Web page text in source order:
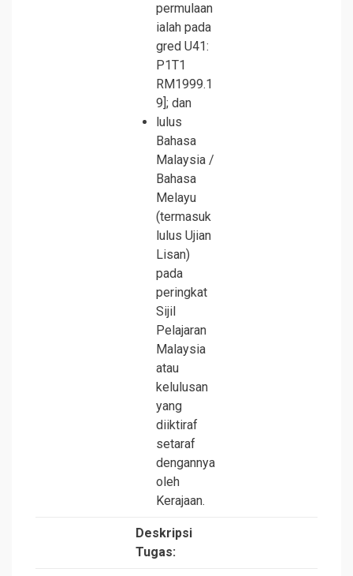
permulaan
ialah pada
gred U41:
P1T1
RM1999.1
9]; dan
lulus
Bahasa
Malaysia /
Bahasa
Melayu
(termasuk
lulus Ujian
Lisan)
pada
peringkat
Sijil
Pelajaran
Malaysia
atau
kelulusan
yang
diiktiraf
setaraf
dengannya
oleh
Kerajaan.
Deskripsi
Tugas: